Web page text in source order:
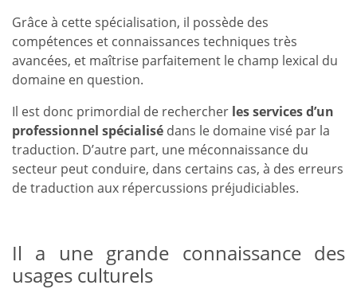
Grâce à cette spécialisation, il possède des
compétences et connaissances techniques très
avancées, et maîtrise parfaitement le champ lexical du
domaine en question.
Il est donc primordial de rechercher les services d’un
professionnel spécialisé dans le domaine visé par la
traduction. D’autre part, une méconnaissance du
secteur peut conduire, dans certains cas, à des erreurs
de traduction aux répercussions préjudiciables.
Il a une grande connaissance des
usages culturels